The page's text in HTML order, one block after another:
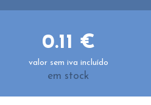
0.11 €
valor sem iva incluído
em stock